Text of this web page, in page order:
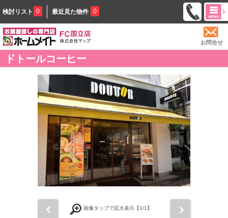
検討リスト 0 最近見た物件 0
お問合せ
ドトールコーヒー
画像タップで拡大表示【1/1】